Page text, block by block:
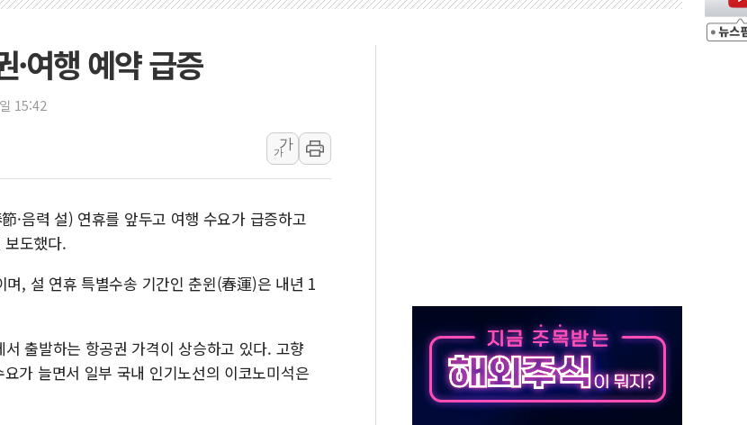
트럼프 "금리 내려야"…파월 때와 달리 워시엔 톤 낮춰
李 "해남 태양광, 대한민국 다음 100년 밑거름…수도권 집중 완화 전환점"
이란와이어 "이란 최고지도자 위독…곧 사망해도 놀랍지 않아"
[인도증시] 중동 불안 속 유가 상승에 소폭 하락...금융주 낙폭 커
폭염 누그러지고 가뭄 숙지나...경북동해안권 8~9일 최대 100mm 호우
사우디·튀르키예·파키스탄, '공동방위협정' 체결… 수니파 국가들의 새 안보 협력 구도
신길동 신축도 3.3㎡당 7250만원…써밋 클라비온 59㎡ 18억원대
용산공원·그린벨트로 또 충돌…반복되는 국토부-서울시 '정책 엇박자'
[AI 부동산 투데이] 특공 전략도 '극과 극'…생애최초만 경쟁 치열
·여행 예약 급증
15:42
가
가
·음력 설) 연휴를 앞두고 여행 수요가 급증하고
도했다.
, 설 연휴 특별수송 기간인 춘윈(春運)은 내년 1
출발하는 항공권 가격이 상승하고 있다. 고향
가 늘면서 일부 국내 인기노선의 이코노미석은